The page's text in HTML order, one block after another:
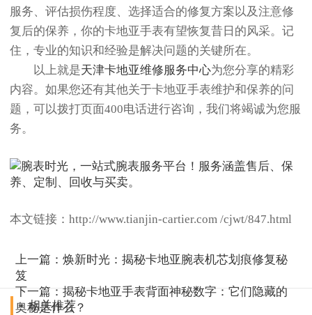
服务、评估损伤程度、选择适合的修复方案以及注意修
复后的保养，你的卡地亚手表有望恢复昔日的风采。记
住，专业的知识和经验是解决问题的关键所在。
以上就是天津卡地亚维修服务中心为您分享的精彩
内容。如果您还有其他关于卡地亚手表维护和保养的问
题，可以拨打页面400电话进行咨询，我们将竭诚为您服
务。
本文链接：http://www.tianjin-cartier.com /cjwt/847.html
上一篇：焕新时光：揭秘卡地亚腕表机芯划痕修复秘
笈
下一篇：揭秘卡地亚手表背面神秘数字：它们隐藏的
奥秘是什么？
相关推荐